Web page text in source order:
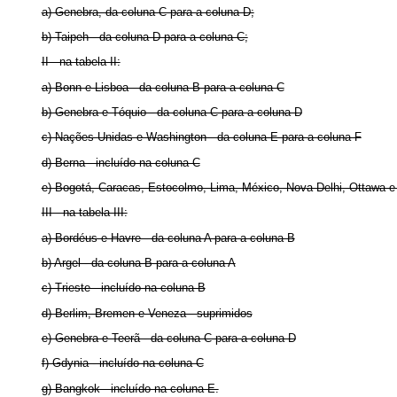
a) Genebra, da coluna C para a coluna D;
b) Taipeh - da coluna D para a coluna C;
II - na tabela II:
a) Bonn e Lisboa - da coluna B para a coluna C
b) Genebra e Tóquio - da coluna C para a coluna D
c) Nações Unidas e Washington - da coluna E para a coluna F
d) Berna - incluído na coluna C
e) Bogotá, Caracas, Estocolmo, Lima, México, Nova Delhi, Ottawa
III - na tabela III:
a) Bordéus e Havre - da coluna A para a coluna B
b) Argel - da coluna B para a coluna A
c) Trieste - incluído na coluna B
d) Berlim, Bremen e Veneza - suprimidos
e) Genebra e Teerã - da coluna C para a coluna D
f) Gdynia - incluído na coluna C
g) Bangkok - incluído na coluna E.